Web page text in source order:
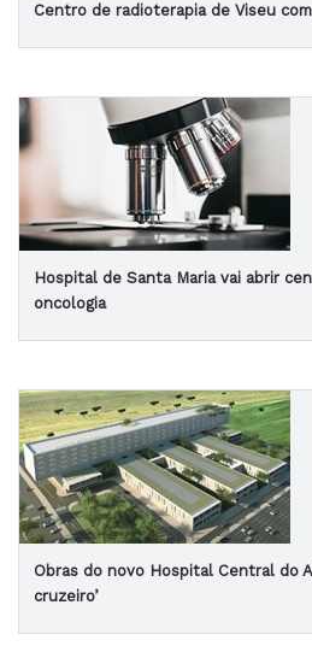
Centro de radioterapia de Viseu
Hospital de Santa Maria vai abrir
oncologia
Obras do novo Hospital Central do
cruzeiro’